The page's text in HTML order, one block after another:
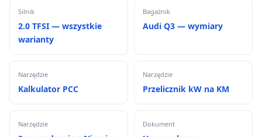
Silnik
2.0 TFSI — wszystkie
warianty
Bagażnik
Audi Q3 — wymiary
Narzędzie
Kalkulator PCC
Narzędzie
Przelicznik kW na KM
Narzędzie Dokument